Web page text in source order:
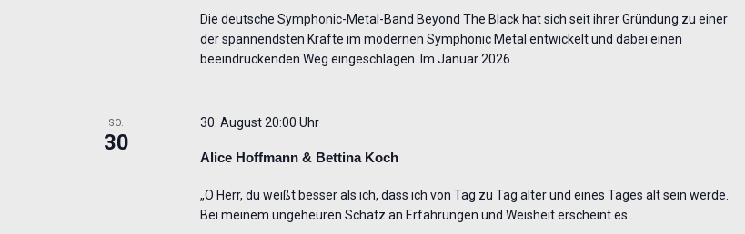
Die deutsche Symphonic-Metal-Band Beyond The Black hat sich seit ihrer Gründung zu einer
der spannendsten Kräfte im modernen Symphonic Metal entwickelt und dabei einen
beeindruckenden Weg eingeschlagen. Im Januar 2026…
SO.
30
Alice Hoffmann & Bettina Koch
30. August 20:00 Uhr
„O Herr, du weißt besser als ich, dass ich von Tag zu Tag älter und eines Tages alt sein werde.
Bei meinem ungeheuren Schatz an Erfahrungen und Weisheit erscheint es…